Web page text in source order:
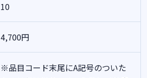
10
4,700円
※品目コード末尾にA記号のついた